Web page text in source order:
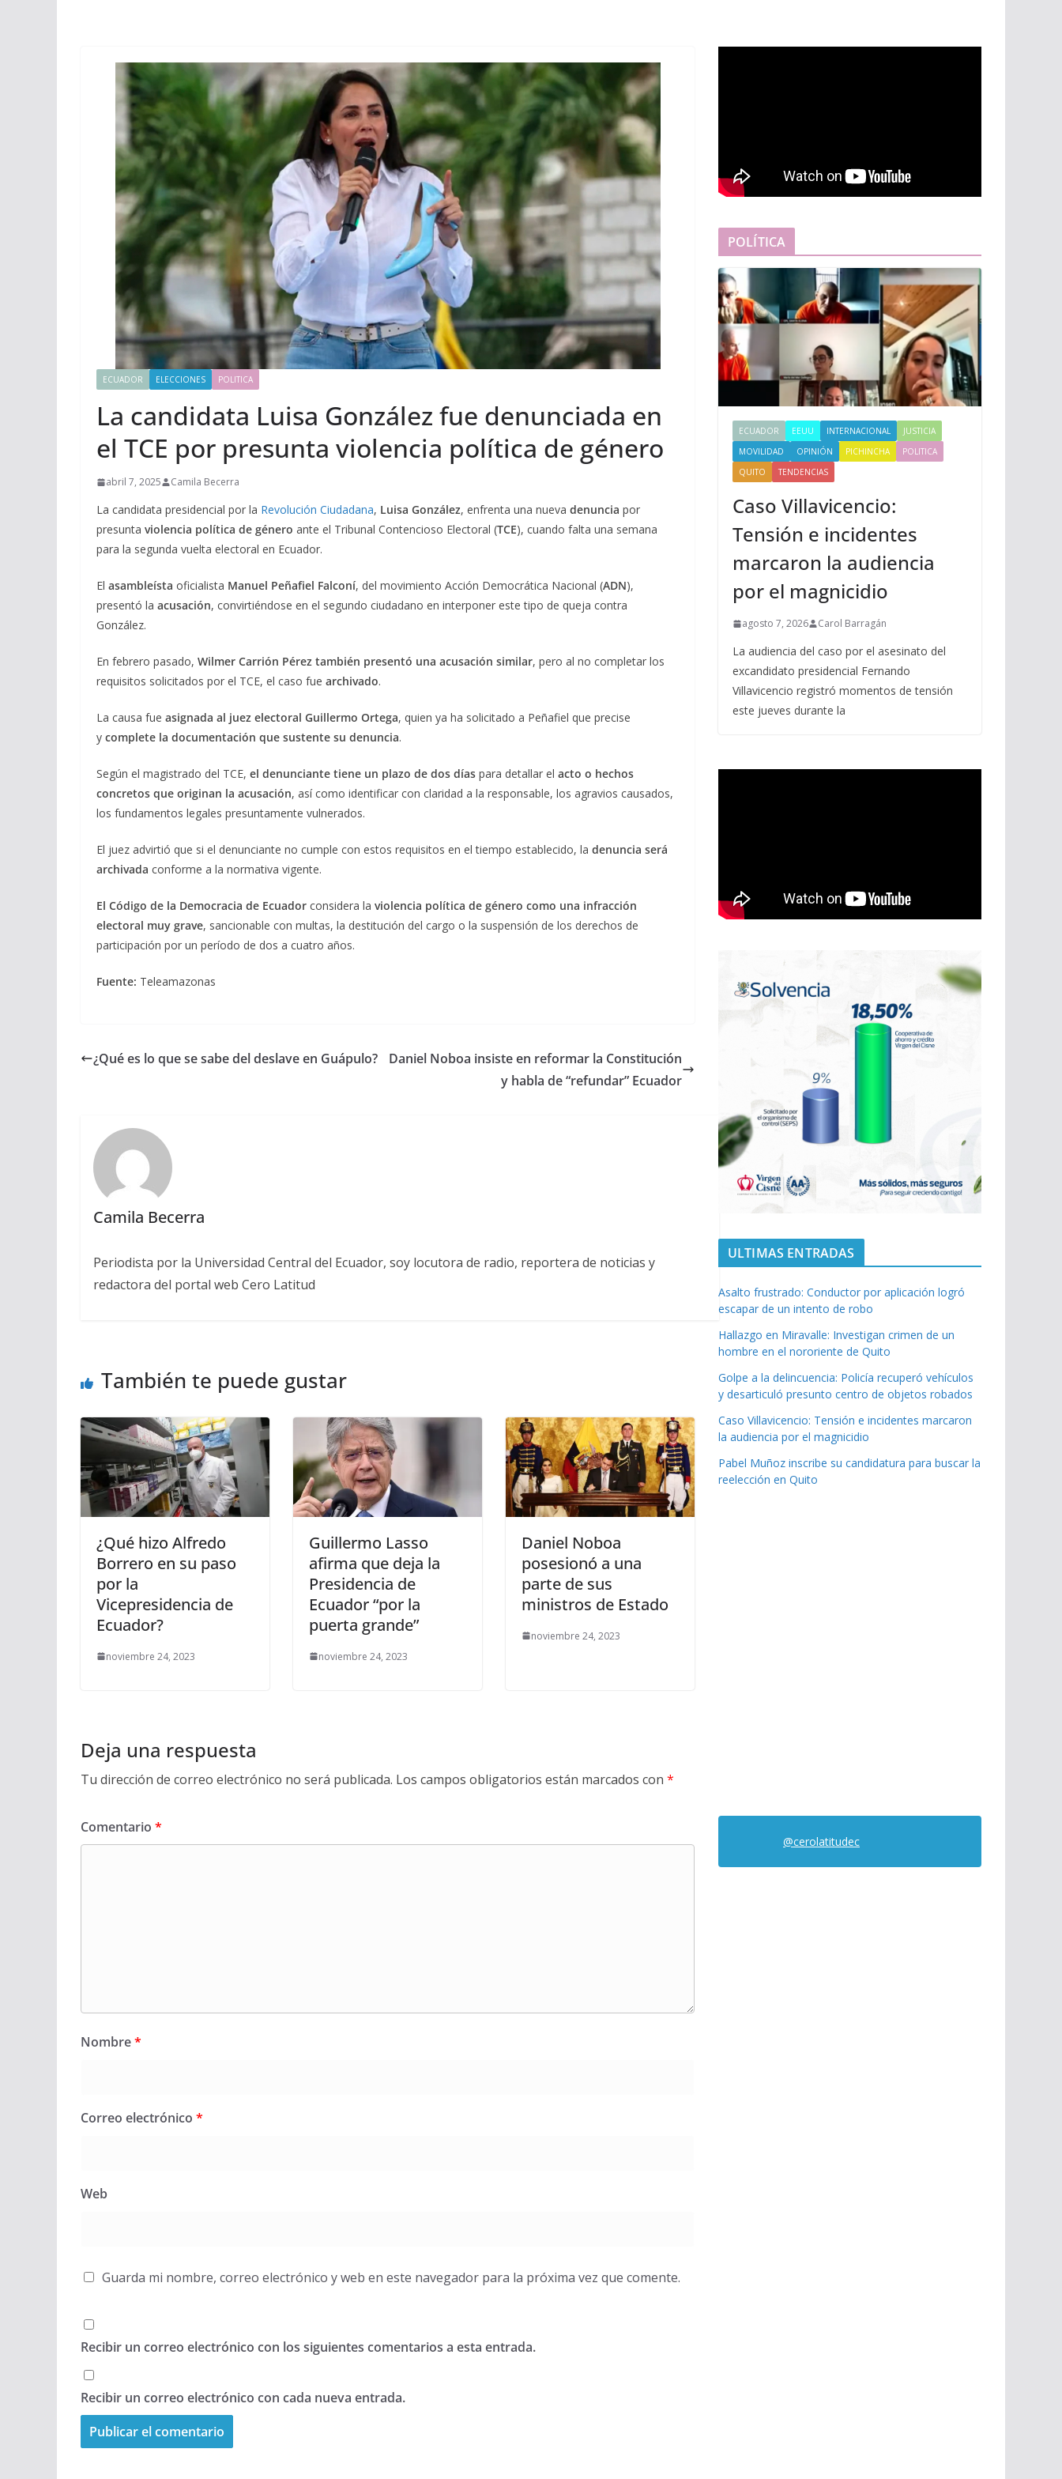
ECUADOR ELECCIONES POLITICA
La candidata Luisa González fue denunciada en
el TCE por presunta violencia política de género
abril 7, 2025 Camila Becerra
La candidata presidencial por la Revolución Ciudadana, Luisa González, enfrenta una nueva denuncia por
presunta violencia política de género ante el Tribunal Contencioso Electoral (TCE), cuando falta una semana
para la segunda vuelta electoral en Ecuador.
El asambleísta oficialista Manuel Peñafiel Falconí, del movimiento Acción Democrática Nacional (ADN),
presentó la acusación, convirtiéndose en el segundo ciudadano en interponer este tipo de queja contra
González.
En febrero pasado, Wilmer Carrión Pérez también presentó una acusación similar, pero al no completar los
requisitos solicitados por el TCE, el caso fue archivado.
La causa fue asignada al juez electoral Guillermo Ortega, quien ya ha solicitado a Peñafiel que precise
y complete la documentación que sustente su denuncia.
Según el magistrado del TCE, el denunciante tiene un plazo de dos días para detallar el acto o hechos
concretos que originan la acusación, así como identificar con claridad a la responsable, los agravios causados,
los fundamentos legales presuntamente vulnerados.
El juez advirtió que si el denunciante no cumple con estos requisitos en el tiempo establecido, la denuncia será
archivada conforme a la normativa vigente.
El Código de la Democracia de Ecuador considera la violencia política de género como una infracción
electoral muy grave, sancionable con multas, la destitución del cargo o la suspensión de los derechos de
participación por un período de dos a cuatro años.
Fuente: Teleamazonas
¿Qué es lo que se sabe del deslave en Guápulo?
Daniel Noboa insiste en reformar la Constitución
y habla de “refundar” Ecuador
Camila Becerra
Periodista por la Universidad Central del Ecuador, soy locutora de radio, reportera de noticias y
redactora del portal web Cero Latitud
También te puede gustar
¿Qué hizo Alfredo
Borrero en su paso
por la
Vicepresidencia de
Ecuador?
noviembre 24, 2023
Guillermo Lasso
afirma que deja la
Presidencia de
Ecuador “por la
puerta grande”
noviembre 24, 2023
Daniel Noboa
posesionó a una
parte de sus
ministros de Estado
noviembre 24, 2023
Deja una respuesta
Tu dirección de correo electrónico no será publicada. Los campos obligatorios están marcados con *
Comentario *
Nombre*
Correo electrónico *
Web
Guarda mi nombre, correo electrónico y web en este navegador para la próxima vez que comente.
Recibir un correo electrónico con los siguientes comentarios a esta entrada.
Recibir un correo electrónico con cada nueva entrada.
POLÍTICA
ECUADOR EEUU INTERNACIONAL
JUSTICIA
MOVILIDAD
OPINIÓN PICHINCHA
POLITICA
QUITO
TENDENCIAS
Caso Villavicencio:
Tensión e incidentes
marcaron la audiencia
por el magnicidio
agosto 7, 2026 Carol Barragán
La audiencia del caso por el asesinato del
excandidato presidencial Fernando
Villavicencio registró momentos de tensión
este jueves durante la
ULTIMAS ENTRADAS
Asalto frustrado: Conductor por aplicación logró
escapar de un intento de robo
Hallazgo en Miravalle: Investigan crimen de un
hombre en el nororiente de Quito
Golpe a la delincuencia: Policía recuperó vehículos
y desarticuló presunto centro de objetos robados
Caso Villavicencio: Tensión e incidentes marcaron
la audiencia por el magnicidio
Pabel Muñoz inscribe su candidatura para buscar la
reelección en Quito
@cerolatitudec